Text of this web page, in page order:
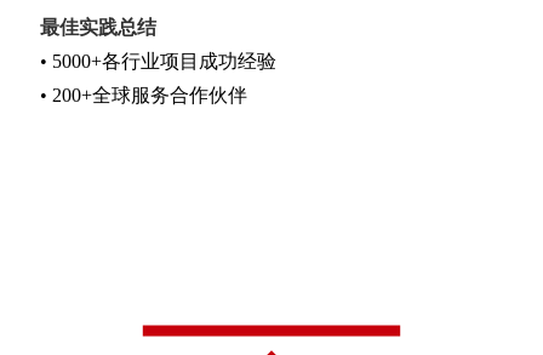
最佳实践总结
• 5000+各行业项目成功经验
• 200+全球服务合作伙伴